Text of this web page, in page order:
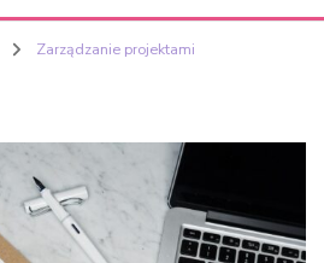
Zarządzanie projektami